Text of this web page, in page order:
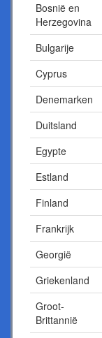
Bosnië en
Herzegovina
Bulgarije
Cyprus
Denemarken
Duitsland
Egypte
Estland
Finland
Frankrijk
Georgië
Griekenland
Groot-
Brittannië